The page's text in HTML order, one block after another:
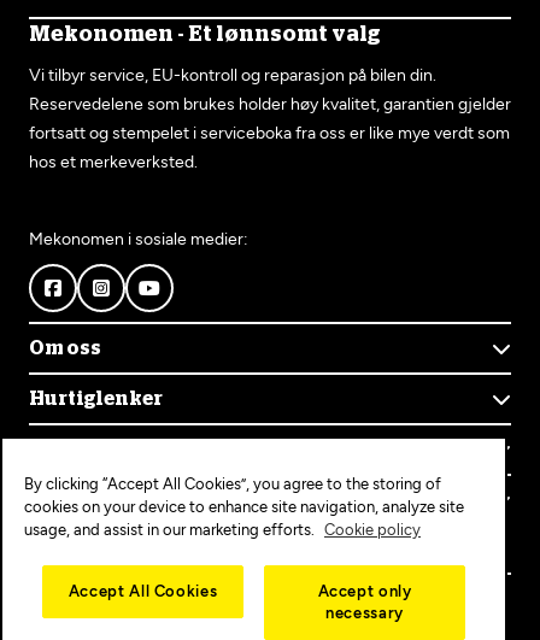
Mekonomen - Et lønnsomt valg
Vi tilbyr service, EU-kontroll og reparasjon på bilen din.
Reservedelene som brukes holder høy kvalitet, garantien gjelder
fortsatt og stempelet i serviceboka fra oss er like mye verdt som
hos et merkeverksted.
Mekonomen i sosiale medier:
Om oss
Om Mekonomen
Mekonomens historie
Jobb i Mekonomen
Bærekraft
Bli Mekonomen-verksted
Hurtiglenker
Finn verksted
Bestill time
Opprett konto
Kundeservice
Ofte stilte spørsmål
Mekonomen+
Personvern
Populære tjenester
Bilservice
EU-kontroll
Diagnose/Feilsøking
Dekkskift
Copyright © 2025 MEKO Norway AS
Personvernerklæring
By clicking “Accept All Cookies”, you agree to the storing of
cookies on your device to enhance site navigation, analyze site
usage, and assist in our marketing efforts.
Cookie policy
Accept All Cookies
Accept only
necessary